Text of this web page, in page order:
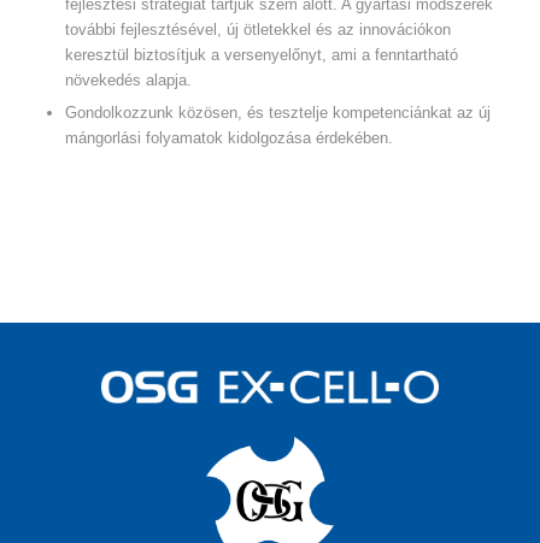
fejlesztési stratégiát tartjuk szem alőtt. A gyártási módszerek
további fejlesztésével, új ötletekkel és az innovációkon
keresztül biztosítjuk a versenyelőnyt, ami a fenntartható
növekedés alapja.
Gondolkozzunk közösen, és tesztelje kompetenciánkat az új
mángorlási folyamatok kidolgozása érdekében.